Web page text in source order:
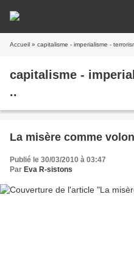
Accueil » capitalisme - imperialisme -
capitalisme -
..
La misère comme
Publié le 30/03/2010 à 03:47
Par Eva R-sistons